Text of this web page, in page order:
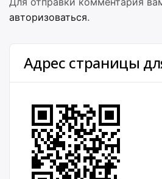
авторизоваться.
Адрес страницы